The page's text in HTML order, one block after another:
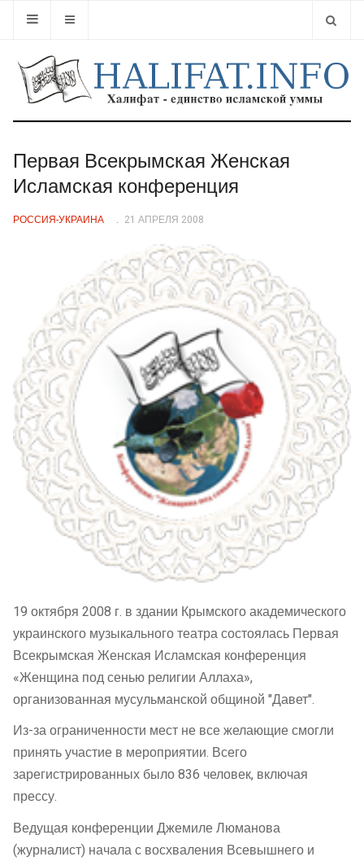
Первая Всекрымская Женская
Исламская конференция
РОССИЯ-УКРАИНА 21 АПРЕЛЯ 2008
19 октября 2008 г. в здании Крымского академического
украинского музыкального театра состоялась Первая
Всекрымская Женская Исламская конференция
«Женщина под сенью религии Аллаха»,
организованная мусульманской общиной "Давет".
Из-за ограниченности мест не все желающие смогли
принять участие в мероприятии. Всего
зарегистрированных было 836 человек, включая
прессу.
Ведущая конференции Джемиле Люманова
(журналист) начала с восхваления Всевышнего и